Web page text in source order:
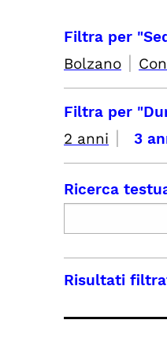
Filtra per
Bolzano |
Filtra per
2 anni | 3
Ricerca
Risultati